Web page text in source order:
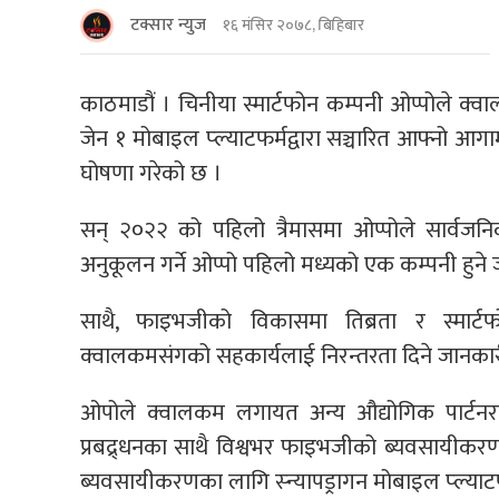
टक्सार न्युज १६ मंसिर २०७८, बिहिबार
काठमाडौं । चिनीया स्मार्टफोन कम्पनी ओप्पोले
जेन १ मोबाइल प्ल्याटफर्मद्वारा सञ्चारित आफ्नो
घोषणा गरेको छ ।
सन् २०२२ को पहिलो त्रैमासमा ओप्पोले
अनुकूलन गर्ने ओप्पो पहिलो मध्यको एक कम्पनी हुने
साथै, फाइभजीको विकासमा तिब्रता र
क्वालकमसंगको सहकार्यलाई निरन्तरता दिने
ओपोले क्वालकम लगायत अन्य औद्योगिक
प्रबद्र्धनका साथै विश्वभर फाइभजीको
ब्यवसायीकरणका लागि स्न्यापड्रागन मोबाइल